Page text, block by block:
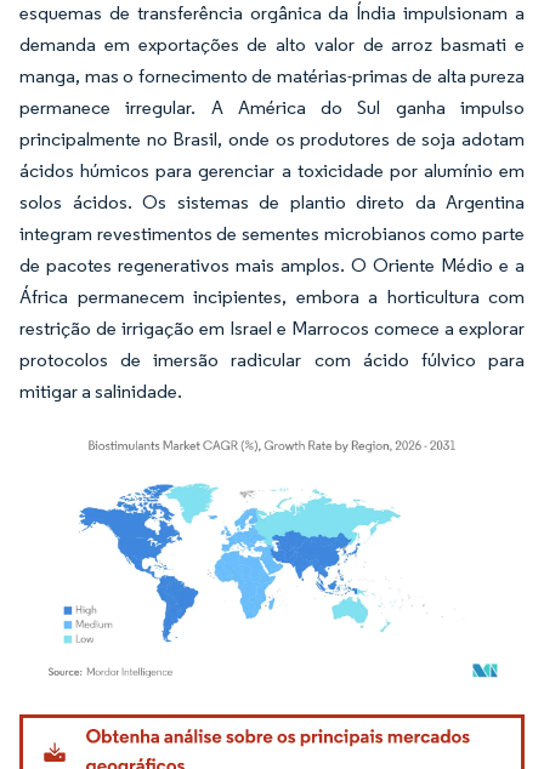
esquemas de transferência orgânica da Índia impulsionam a
demanda em exportações de alto valor de arroz basmati e
manga, mas o fornecimento de matérias-primas de alta pureza
permanece irregular. A América do Sul ganha impulso
principalmente no Brasil, onde os produtores de soja adotam
ácidos húmicos para gerenciar a toxicidade por alumínio em
solos ácidos. Os sistemas de plantio direto da Argentina
integram revestimentos de sementes microbianos como parte
de pacotes regenerativos mais amplos. O Oriente Médio e a
África permanecem incipientes, embora a horticultura com
restrição de irrigação em Israel e Marrocos comece a explorar
protocolos de imersão radicular com ácido fúlvico para
mitigar a salinidade.
Imagem © Mordor Intelligence. O reuso requer atribuição conforme CC BY 4.0.